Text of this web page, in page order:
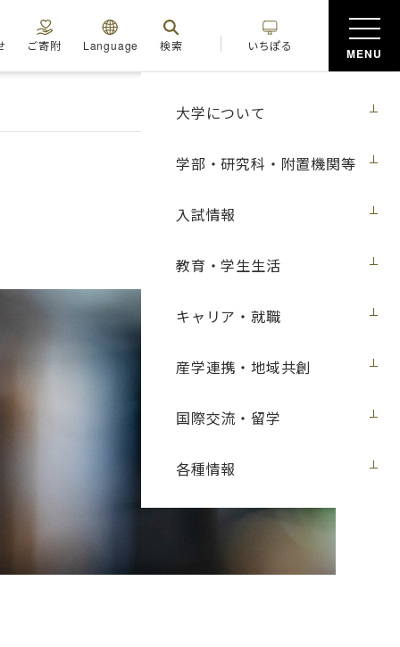
大学について
学部・研究科・附置機関等
入試情報
教育・学生生活
キャリア・就職
産学連携・地域共創
国際交流・留学
各種情報
ご寄附 Language 検索 いちぽる
MENU